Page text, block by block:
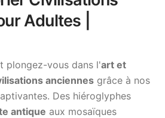
Adultes |
plongez-vous dans l'art et
anciennes grâce à nos
Des hiéroglyphes
antique aux mosaïques